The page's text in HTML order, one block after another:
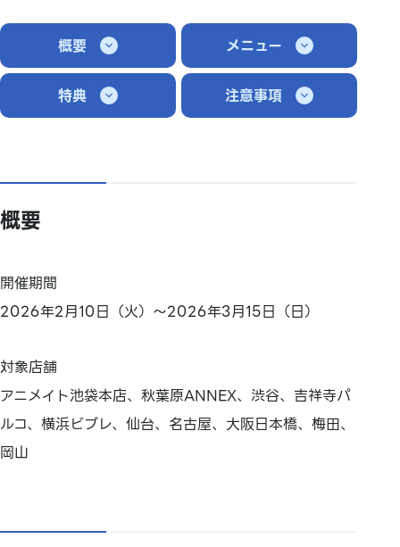
概要 メニュー
特典 注意事項
概要
開催期間
2026年2月10日（火）～2026年3月15日（日）
対象店舗
アニメイト池袋本店、秋葉原ANNEX、渋谷、吉祥寺パ
ルコ、横浜ビブレ、仙台、名古屋、大阪日本橋、梅田、
岡山